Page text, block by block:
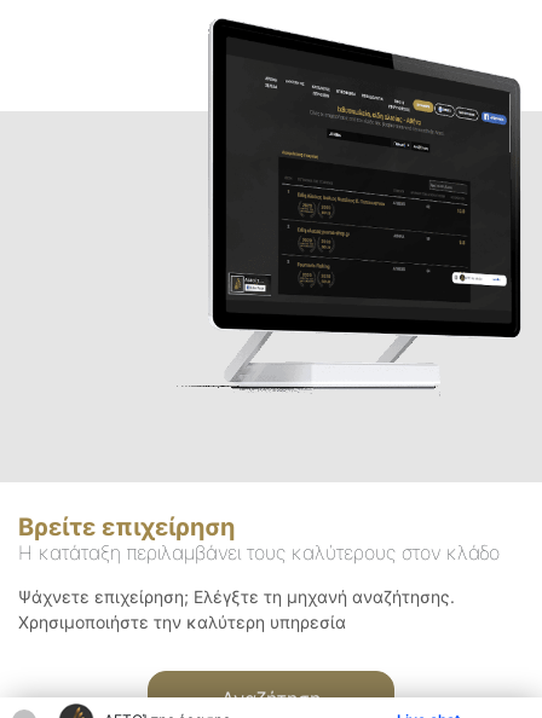
Βρείτε επιχείρηση
Η κατάταξη περιλαμβάνει τους καλύτερους στον κλάδο
Ψάχνετε επιχείρηση; Ελέγξτε τη μηχανή αναζήτησης.
Χρησιμοποιήστε την καλύτερη υπηρεσία
Αναζήτηση